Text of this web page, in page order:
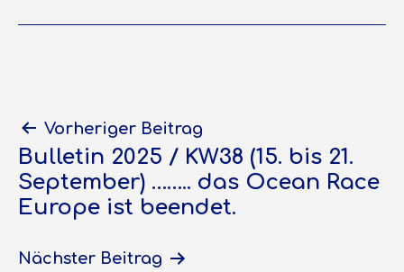
Beitragsnavigation
Vorheriger Beitrag
Bulletin 2025 / KW38 (15. bis 21.
September) …….. das Ocean Race
Europe ist beendet.
Nächster Beitrag